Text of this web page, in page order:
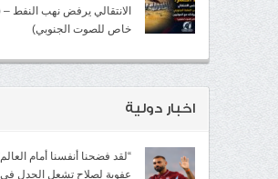
الانتقالي يرفض نهب النفط –
خاص للصوت الجنوبي)
اخبار دولية
“لقد فضحنا أنفسنا أمام
عفوية لصلاح تشعل الجدل في